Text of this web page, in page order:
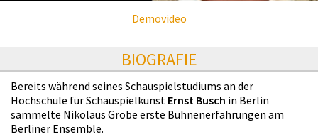
Demovideo
BIOGRAFIE
Bereits während seines Schauspielstudiums an der
Hochschule für Schauspielkunst Ernst Busch in Berlin
sammelte Nikolaus Gröbe erste Bühnenerfahrungen am
Berliner Ensemble.